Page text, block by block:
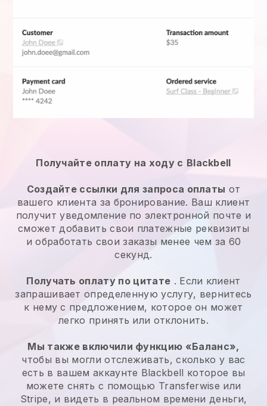
Получайте оплату на ходу с Blackbell
Создайте ссылки для запроса оплаты от
вашего клиента за бронирование. Ваш клиент
получит уведомление по электронной почте и
сможет добавить свои платежные реквизиты
и обработать свои заказы менее чем за 60
секунд.
Получать оплату по цитате . Если клиент
запрашивает определенную услугу, вернитесь
к нему с предложением, которое он может
легко принять или отклонить.
Мы также включили функцию «Баланс»,
чтобы вы могли отслеживать, сколько у вас
есть в вашем аккаунте Blackbell которое вы
можете снять с помощью Transferwise или
Stripe, и видеть в реальном времени деньги,